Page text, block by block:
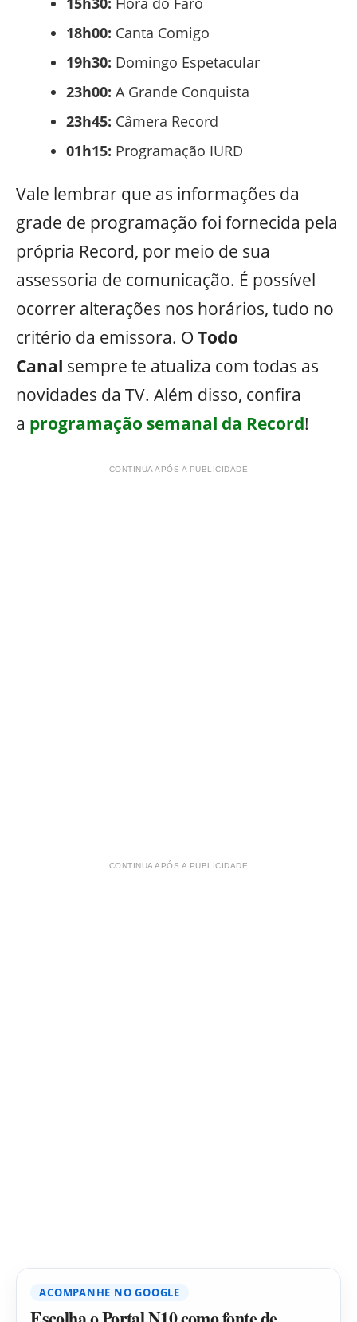
18h00: Canta Comigo
19h30: Domingo Espetacular
23h00: A Grande Conquista
23h45: Câmera Record
01h15: Programação IURD
Vale lembrar que as informações da
grade de programação foi fornecida pela
própria Record, por meio de sua
assessoria de comunicação. É possível
ocorrer alterações nos horários, tudo no
critério da emissora. O Todo
Canal sempre te atualiza com todas as
novidades da TV. Além disso, confira
a programação semanal da Record!
CONTINUA APÓS A PUBLICIDADE
CONTINUA APÓS A PUBLICIDADE
ACOMPANHE NO GOOGLE